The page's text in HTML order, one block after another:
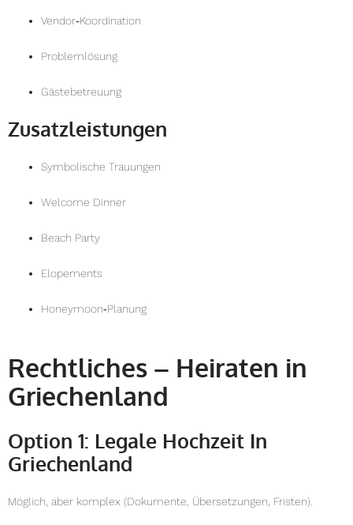
Vendor‑Koordination
Problemlösung
Gästebetreuung
Zusatzleistungen
Symbolische Trauungen
Welcome Dinner
Beach Party
Elopements
Honeymoon‑Planung
Rechtliches – Heiraten in
Griechenland
Option 1: Legale Hochzeit In
Griechenland
Möglich, aber komplex (Dokumente, Übersetzungen, Fristen).